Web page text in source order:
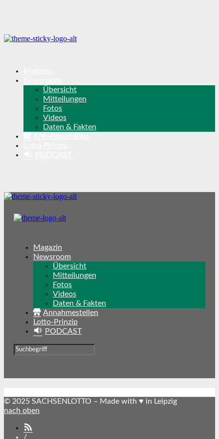
Übersicht
Mitteilungen
Fotos
Videos
Daten & Fakten
Magazin
Newsroom
Übersicht
Mitteilungen
Fotos
Videos
Daten & Fakten
Annahmestellen
Lotto-Prinzip
PODCAST
© 2025 SACHSENLOTTO – Made with ♥ in Leipzig
nach oben
/